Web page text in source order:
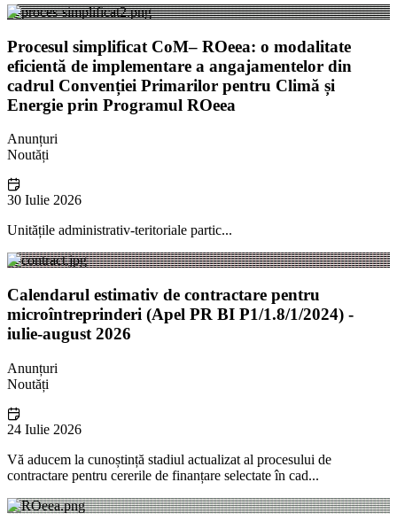
Procesul simplificat CoM– ROeea: o modalitate
eficientă de implementare a angajamentelor din
cadrul Convenției Primarilor pentru Climă și
Energie prin Programul ROeea
Anunțuri
Noutăți
30 Iulie 2026
Unitățile administrativ-teritoriale partic...
Calendarul estimativ de contractare pentru
microîntreprinderi (Apel PR BI P1/1.8/1/2024) -
iulie-august 2026
Anunțuri
Noutăți
24 Iulie 2026
Vă aducem la cunoștință stadiul actualizat al procesului de
contractare pentru cererile de finanțare selectate în cad...